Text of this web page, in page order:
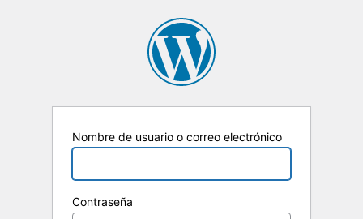
Nombre de usuario o correo electrónico
Contraseña